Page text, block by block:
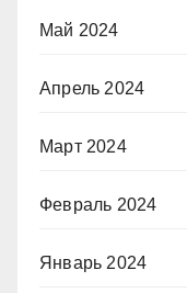
Май 2024
Апрель 2024
Март 2024
Февраль 2024
Январь 2024